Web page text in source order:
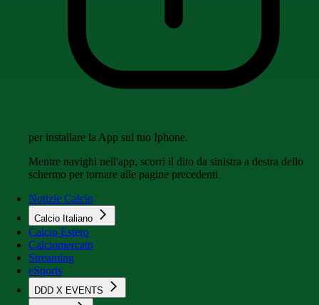
per installare la App sul tuo Iphone.
Mentre navighi nell'app, scorri il dito da sinistra a destra dello
schermo per tornare alle pagine precedenti
Notizie Calcio
Calcio Italiano
Calcio Estero
Calciomercato
Streaming
eSports
DDD X EVENTS